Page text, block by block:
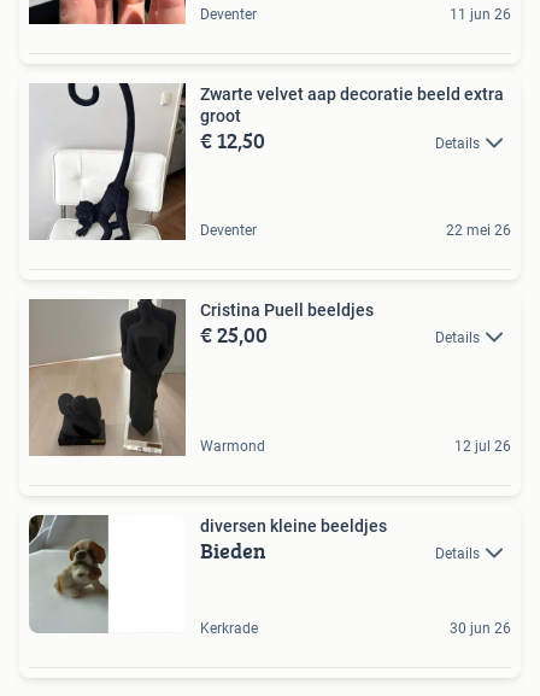
Deventer 11 jun 26
Zwarte velvet aap decoratie beeld extra
groot
€ 12,50 Details
Deventer 22 mei 26
Cristina Puell beeldjes
€ 25,00 Details
Warmond 12 jul 26
diversen kleine beeldjes
Bieden Details
Kerkrade 30 jun 26